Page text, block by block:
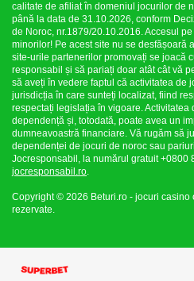
calitate de afiliat în domeniul jocurilor de
până la data de 31.10.2026, conform
de Noroc, nr.1879/20.10.2016. Accesul pe
minorilor! Pe acest site nu se desfășoară
site-urile partenerilor promovați se joacă
responsabil și să pariați doar atât cât vă
să aveți în vedere faptul că activitatea de
jurisdicția în care sunteți localizat, fiind
respectați legislația în vigoare. Activitatea
dependență și, totodată, poate avea un
dumneavoastră financiare. Vă rugăm să
dependenței de jocuri de noroc sau
Jocresponsabil, la numărul gratuit +0800
jocresponsabil.ro
Copyright © 2026 Beturi.ro - jocuri casino
rezervate.